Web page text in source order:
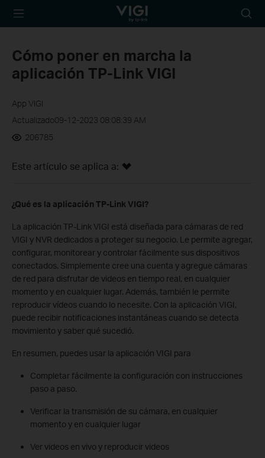
TP-Link, Reliably
Cómo poner en marcha la
aplicación TP-Link VIGI
App VIGI
Actualizado09-12-2023 08:08:39 AM
206785
Este artículo se aplica a:
¿Qué es la aplicación TP-Link VIGI?
La aplicación TP-Link VIGI está diseñada para cámaras de red
VIGI y NVR dedicados a proteger su negocio. Le permite agregar,
configurar, monitorear y controlar fácilmente sus dispositivos
conectados. Simplemente cree una cuenta y agregue cámaras
de red para disfrutar de videos en tiempo real, en cualquier
momento y en cualquier lugar. Además, también le permite
reproducir vídeos cuando lo necesite. Con la aplicación VIGI,
puede recibir notificaciones instantáneas cuando se detecta
movimiento y saber qué sucedió.
En resumen, puedes usar la aplicación VIGI para
Completar fácilmente la configuración con instrucciones
paso a paso.
Verificar la transmisión de su cámara, en cualquier
momento y en cualquier lugar
Ver videos en vivo y reproducir videos